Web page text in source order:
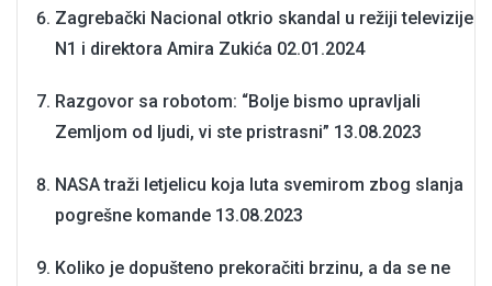
Zagrebački Nacional otkrio skandal u režiji televizije
N1 i direktora Amira Zukića 02.01.2024
Razgovor sa robotom: “Bolje bismo upravljali
Zemljom od ljudi, vi ste pristrasni” 13.08.2023
NASA traži letjelicu koja luta svemirom zbog slanja
pogrešne komande 13.08.2023
Koliko je dopušteno prekoračiti brzinu, a da se ne